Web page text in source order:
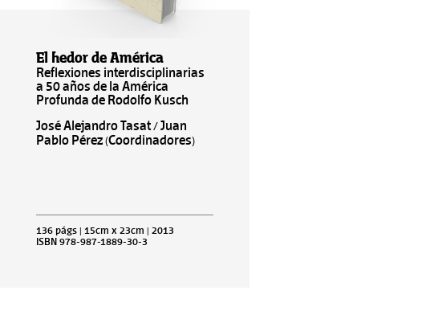
El hedor de América
Reflexiones interdisciplinarias
a 50 años de la América
Profunda de Rodolfo Kusch
José Alejandro Tasat / Juan
Pablo Pérez (Coordinadores)
136 págs | 15cm x 23cm | 2013
ISBN 978-987-1889-30-3